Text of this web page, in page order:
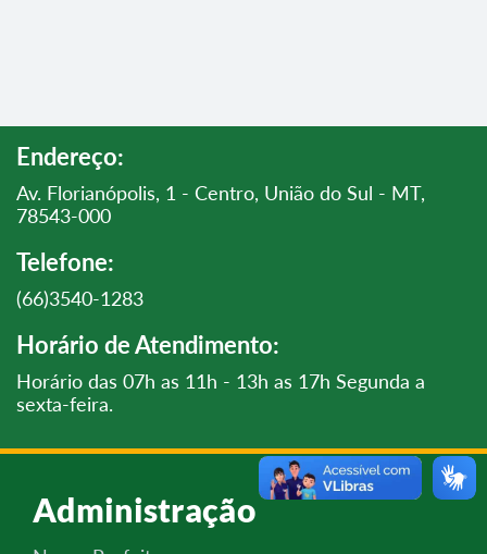
Endereço:
Av. Florianópolis, 1 - Centro, União do Sul - MT,
78543-000
Telefone:
(66)3540-1283
Horário de Atendimento:
Horário das 07h as 11h - 13h as 17h Segunda a
sexta-feira.
Administração